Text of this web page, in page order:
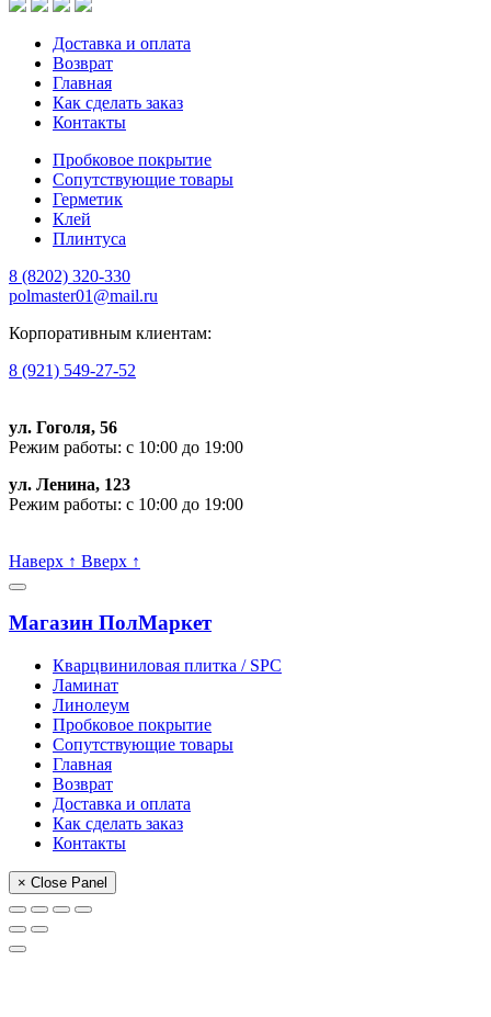
Доставка и оплата
Возврат
Главная
Как сделать заказ
Контакты
Пробковое покрытие
Сопутствующие товары
Герметик
Клей
Плинтуса
8 (8202) 320-330
polmaster01@mail.ru
Корпоративным клиентам:
8 (921) 549-27-52
ул. Гоголя, 56
Режим работы: с 10:00 до 19:00
ул. Ленина, 123
Режим работы: с 10:00 до 19:00
Наверх ↑ Вверх ↑
Магазин ПолМаркет
Кварцвиниловая плитка / SPС
Ламинат
Линолеум
Пробковое покрытие
Сопутствующие товары
Главная
Возврат
Доставка и оплата
Как сделать заказ
Контакты
× Close Panel